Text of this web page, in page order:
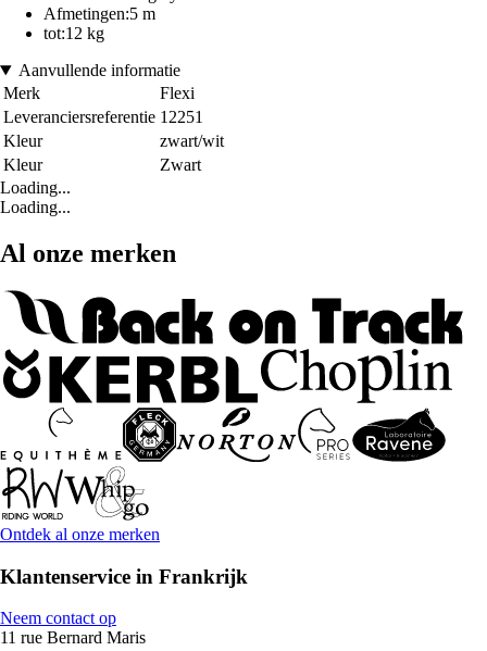
Afmetingen:5 m
tot:12 kg
Aanvullende informatie
Merk
Flexi
Leveranciersreferentie 12251
Kleur
zwart/wit
Kleur
Zwart
Loading...
Loading...
Al onze merken
Ontdek al onze merken
Klantenservice in Frankrijk
Neem contact op
11 rue Bernard Maris